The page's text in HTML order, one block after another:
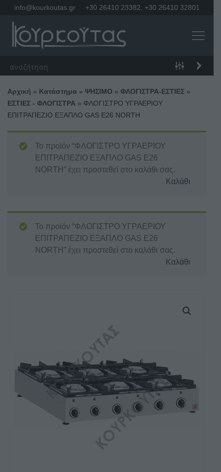
info@kourkoutas.gr +30 26410 23382 +30 26410 32801
Αρχική » Κατάστημα » ΨΗΣΙΜΟ » ΦΛΟΓΙΣΤΡΑ-ΕΣΤΙΕΣ »
ΕΣΤΙΕΣ - ΦΛΟΓΙΣΤΡΑ » ΦΛΟΓΙΣΤΡΟ ΥΓΡΑΕΡΙΟΥ
ΕΠΙΤΡΑΠΕΖΙΟ ΕΞΑΠΛΟ GAS E26 NORTH
Το προϊόν “ΦΛΟΓΙΣΤΡΟ ΥΓΡΑΕΡΙΟΥ
ΕΠΙΤΡΑΠΕΖΙΟ ΕΞΑΠΛΟ GAS E26
NORTH” έχει προστεθεί στο καλάθι σας.
Καλάθι
Το προϊόν “ΦΛΟΓΙΣΤΡΟ ΥΓΡΑΕΡΙΟΥ
ΕΠΙΤΡΑΠΕΖΙΟ ΕΞΑΠΛΟ GAS E26
NORTH” έχει προστεθεί στο καλάθι σας.
Καλάθι